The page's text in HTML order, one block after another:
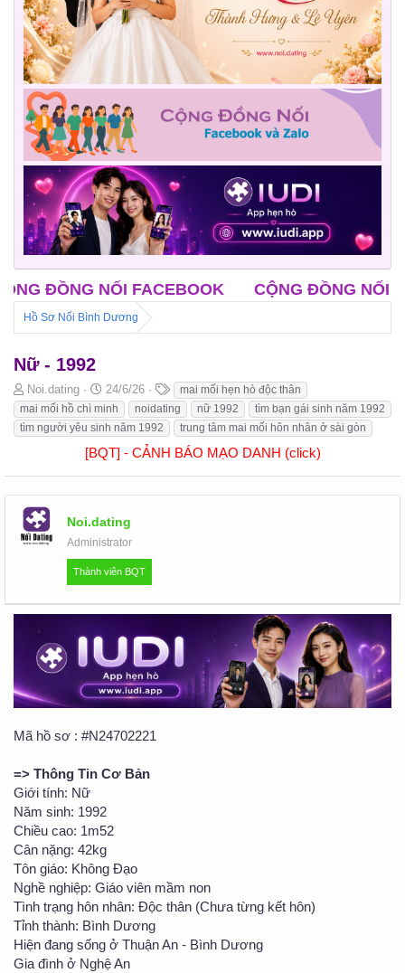
NỐI FACEBOOK CỘNG ĐỒNG NỐI ZALO
Hồ Sơ Nối Bình Dương
Nữ - 1992
B
ắ
t
đ
Noi.dating
N
g
à
y
b
ầ
24/6/26
T
h
ẻ
mai mối hẹn hò độc thân
mai mối hồ chì minh
noidating nữ 1992
tìm bạn gái sinh năm 1992
tìm người yêu sinh năm 1992
trung tâm mai mối hôn nhân ở sài gòn
[BQT] - CẢNH BÁO MẠO DANH (click)
Noi.dating
Administrator
Thành viên BQT
Mã hồ sơ : #N24702221
=> Thông Tin Cơ Bản
Giới tính: Nữ
Năm sinh: 1992
Chiều cao: 1m52
Cân nặng: 42kg
Tôn giáo: Không Đạo
Nghề nghiệp: Giáo viên mầm non
Tình trạng hôn nhân: Độc thân (Chưa từng kết hôn)
Tỉnh thành: Bình Dương
Hiện đang sống ở Thuận An - Bình Dương
Gia đình ở Nghệ An